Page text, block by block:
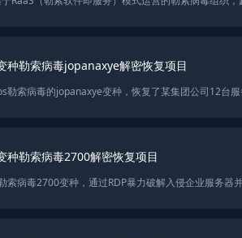
种勒索病毒jopanaxye解密恢复项目
种勒索病毒2700解密恢复项目